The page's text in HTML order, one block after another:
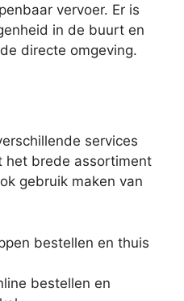
vervoer. Er is
in de buurt en
directe omgeving.
services
het brede assortiment
gebruik maken van
bestellen en thuis
bestellen en